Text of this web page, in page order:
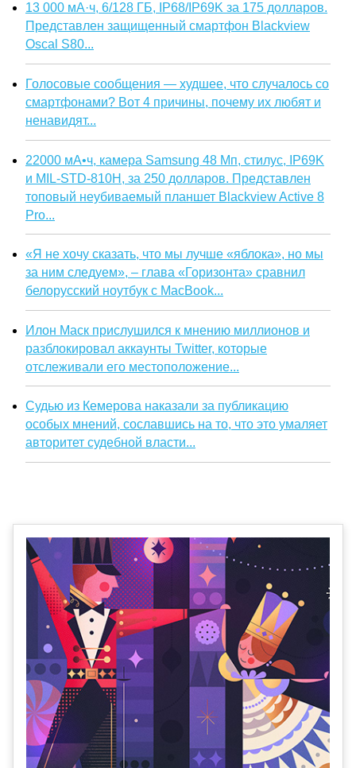
13 000 мА·ч, 6/128 ГБ, IP68/IP69K за 175 долларов.
Представлен защищенный смартфон Blackview
Oscal S80...
Голосовые сообщения — худшее, что случалось со
смартфонами? Вот 4 причины, почему их любят и
ненавидят...
22000 мА•ч, камера Samsung 48 Мп, стилус, IP69K
и MIL-STD-810H, за 250 долларов. Представлен
топовый неубиваемый планшет Blackview Active 8
Pro...
«Я не хочу сказать, что мы лучше «яблока», но мы
за ним следуем», – глава «Горизонта» сравнил
белорусский ноутбук с MacBook...
Илон Маск прислушился к мнению миллионов и
разблокировал аккаунты Twitter, которые
отслеживали его местоположение...
Судью из Кемерова наказали за публикацию
особых мнений, сославшись на то, что это умаляет
авторитет судебной власти...